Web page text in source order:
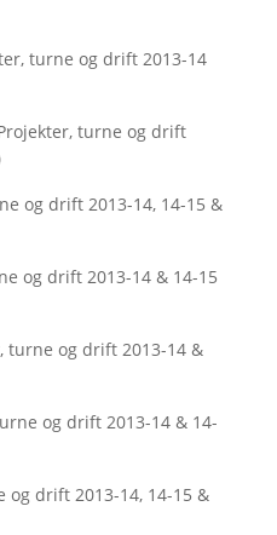
turne og drift 2013-14
turne og drift
og drift 2013-14, 14-15 &
og drift 2013-14 & 14-15
turne og drift 2013-14 &
og drift 2013-14 & 14-
og drift 2013-14, 14-15 &